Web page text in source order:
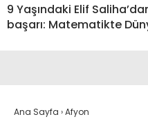
9 Yaşındaki Elif
başarı: Matematikte
Ana Sayfa ›Afyon